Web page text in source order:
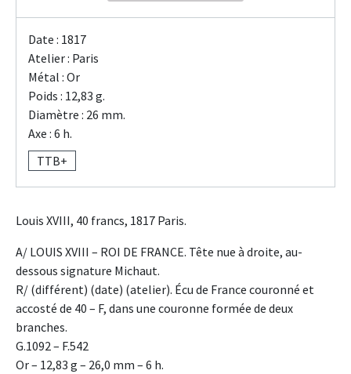
Date : 1817
Atelier : Paris
Métal : Or
Poids : 12,83 g.
Diamètre : 26 mm.
Axe : 6 h.
TTB+
Louis XVIII, 40 francs, 1817 Paris.
A/ LOUIS XVIII – ROI DE FRANCE. Tête nue à droite, au-
dessous signature Michaut.
R/ (différent) (date) (atelier). Écu de France couronné et
accosté de 40 – F, dans une couronne formée de deux
branches.
G.1092 – F.542
Or – 12,83 g – 26,0 mm – 6 h.